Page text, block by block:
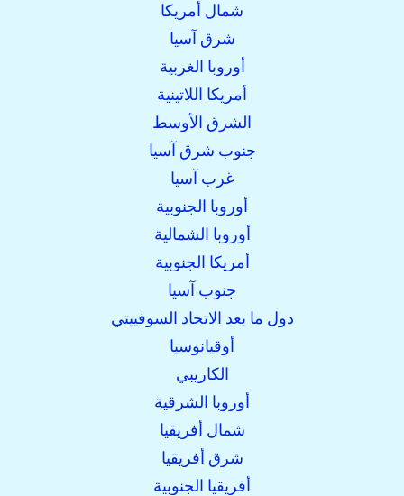
شمال أمريكا
شرق آسيا
أوروبا الغربية
أمريكا اللاتينية
الشرق الأوسط
جنوب شرق آسيا
غرب آسيا
أوروبا الجنوبية
أوروبا الشمالية
أمريكا الجنوبية
جنوب آسيا
دول ما بعد الاتحاد السوفييتي
أوقيانوسيا
الكاريبي
أوروبا الشرقية
شمال أفريقيا
شرق أفريقيا
أفريقيا الجنوبية